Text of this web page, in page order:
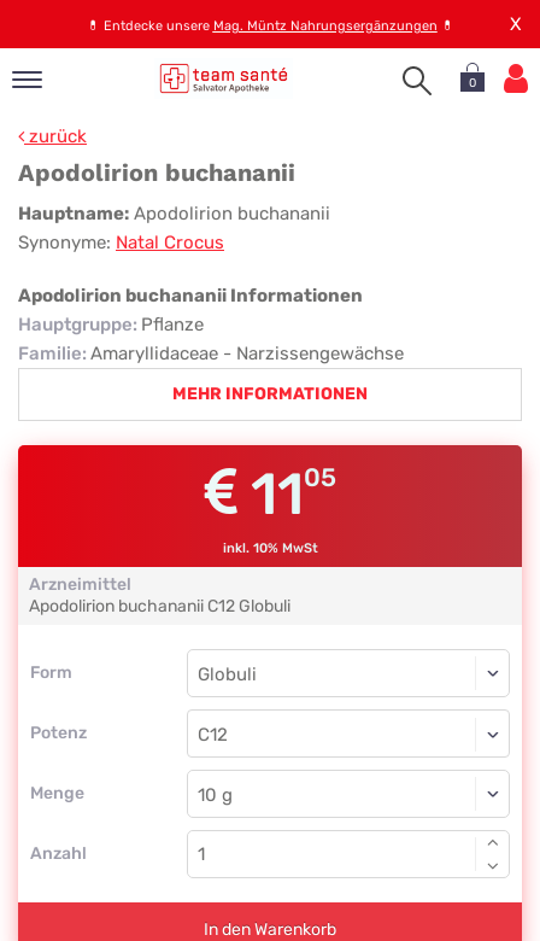
💊 Entdecke unsere Mag. Müntz Nahrungsergänzungen 💊 X
0
zurück
Apodolirion buchananii
Apodolirion
buchananii
Hauptname: Apodolirion buchananii
Synonyme: Natal Crocus
Apodolirion buchananii Informationen
Hauptgruppe: Pflanze
Familie: Amaryllidaceae - Narzissengewächse
MEHR INFORMATIONEN
1105
inkl. 10% MwSt
Arzneimittel
Apodolirion buchananii C12 Globuli
Form
Form
Potenz
Globuli
C12
Menge
Globuli
Anzahl
In den Warenkorb